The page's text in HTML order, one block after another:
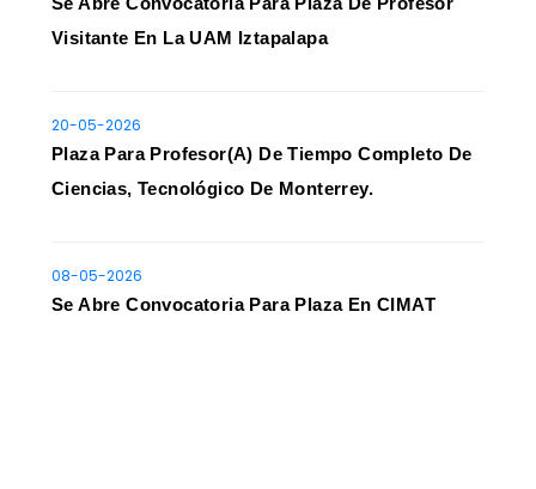
Visitante En La UAM Iztapalapa
20-05-2026
Plaza Para Profesor(a) De Tiempo Completo De
Ciencias, Tecnológico De Monterrey.
08-05-2026
Se Abre Convocatoria Para Plaza En CIMAT